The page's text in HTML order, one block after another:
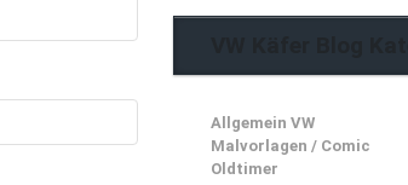
Allgemein VW
Malvorlagen / Comic
Oldtimer